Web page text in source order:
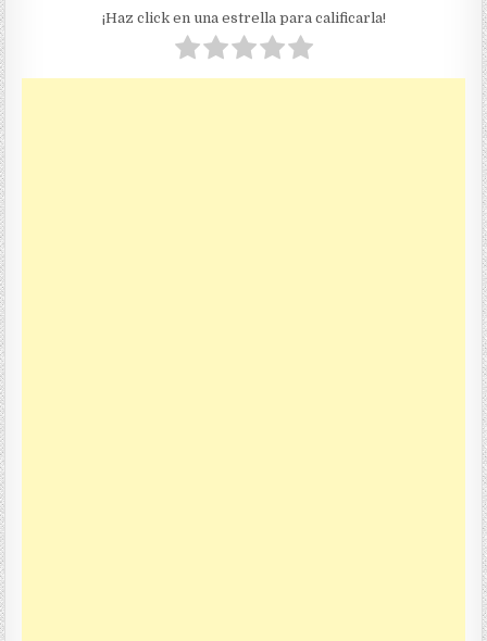
¡Haz click en una estrella para calificarla!